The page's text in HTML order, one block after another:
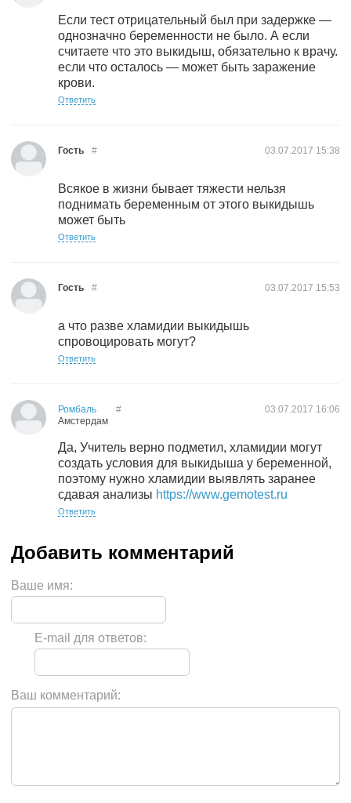
Если тест отрицательный был при задержке —
однозначно беременности не было. А если
считаете что это выкидыш, обязательно к врачу.
если что осталось — может быть заражение
крови.
Ответить
Гость 03.07.2017 15:38
#
Всякое в жизни бывает тяжести нельзя
поднимать беременным от этого выкидышь
может быть
Ответить
Гость 03.07.2017 15:53
#
а что разве хламидии выкидышь
спровоцировать могут?
Ответить
Ромбаль
Амстердам
03.07.2017 16:06
#
Да, Учитель верно подметил, хламидии могут
создать условия для выкидыша у беременной,
поэтому нужно хламидии выявлять заранее
сдавая анализы https://www.gemotest.ru
Ответить
Ваше имя:
E-mail для ответов:
Ваш комментарий: